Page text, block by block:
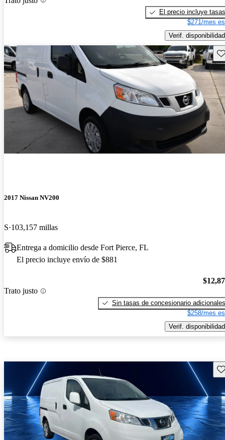
El precio incluye tasas
$271/mes
Verif. disponibilidad
2017 Nissan NV200
S 103,157 millas
Entrega a domicilio desde Fort Pierce, FL
El precio incluye envío de $881
Trato justo
Sin tasas de concesionario adicionales
$258/mes
Verif. disponibilidad